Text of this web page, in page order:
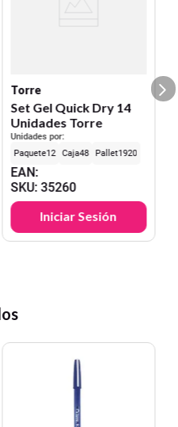
Torre
Set Gel Quick Dry 14
Unidades Torre
Unidades por:
12
48 1920
EAN:
SKU:35260
Iniciar Sesión